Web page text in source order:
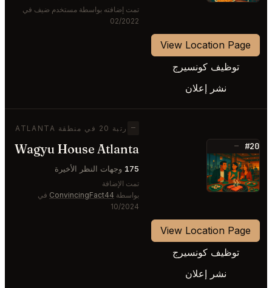
تمت إضافته بواسطة مستخدم ضيف في
02/2022
View Location Page
توظيف كونسيرج
نشر إعلان
#20
—
⭐
— رتبة 20 في منطقة ATLANTA
Wagyu House Atlanta
175 وجهات النظر الأخيرة
تمت الإضافة
بواسطة ConvincingFact44 في
10/2024
View Location Page
توظيف كونسيرج
نشر إعلان